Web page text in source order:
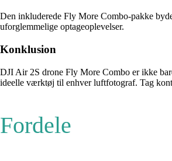
Den inkluderede Fly More Combo-pakke
uforglemmelige optageoplevelser.
Konklusion
DJI Air 2S drone Fly More Combo er ikke
ideelle værktøj til enhver luftfotograf. Tag
Fordele